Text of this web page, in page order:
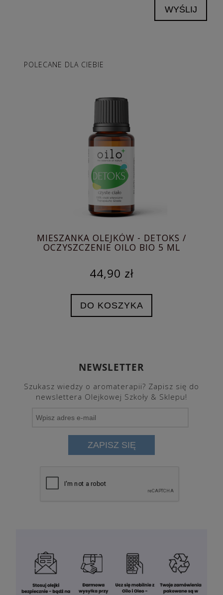
WYŚLIJ
POLECANE DLA CIEBIE
MIESZANKA OLEJKÓW - DETOKS /
OCZYSZCZENIE OILO BIO 5 ML
44,90 zł
DO KOSZYKA
NEWSLETTER
Szukasz wiedzy o aromaterapii? Zapisz się do
newslettera Olejkowej Szkoły & Sklepu!
ZAPISZ SIĘ